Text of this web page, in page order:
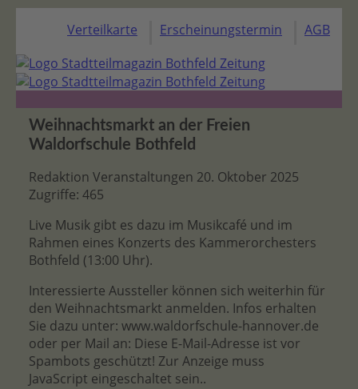
Verteilkarte Erscheinungstermin AGB
Weihnachtsmarkt an der Freien
Waldorfschule Bothfeld
Redaktion Veranstaltungen 20. Oktober 2025
Zugriffe: 465
Live Musik gibt es dazu im Musikcafé und im
Rahmen eines Konzerts des Kammerorchesters
Bothfeld (13:00 Uhr).
Interessierte Aussteller können sich weiterhin für
den Weihnachtsmarkt anmelden. Infos erhalten
Sie dazu unter: www.waldorfschule-hannover.de
oder per Mail an: Diese E-Mail-Adresse ist vor
Spambots geschützt! Zur Anzeige muss
JavaScript eingeschaltet sein..